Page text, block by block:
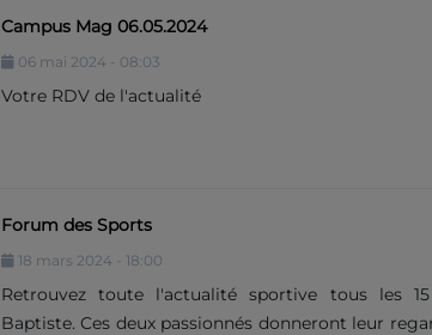
Campus Mag 06.05.2024
06 mai 2024 - 08:03
Votre RDV de l'actualité
Forum des Sports
18 mars 2024 - 18:00
Retrouvez toute l'actualité sportive tous les
Baptiste. Ces deux passionnés donneront leur